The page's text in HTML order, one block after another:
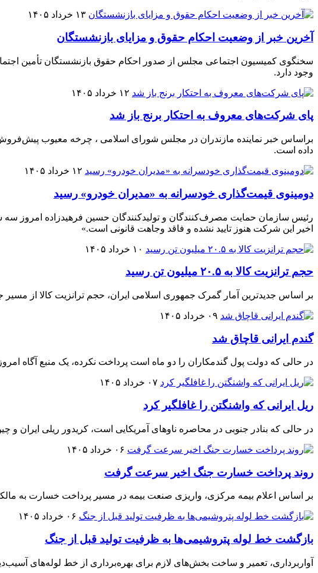
۱۳ خرداد ۱۴۰۵
آخرین خبر از وضعیت احکام حقوق و مزایای بازنشستگان
وجود دارد.
۱۲ خرداد ۱۴۰۵
پای شرکت‌های معروف به احتکار برنج باز شد
براساس خبر نماینده مازندران در مجلس شورای اسلامی ، چرخه معیوب پیش‌فروش
داده است.
۱۲ خرداد ۱۴۰۵
دومینوی قیمت‌گذاری خودسرانه به «مدیران خودرو» رسید
رئیس سازمان حمایت مصرف‌کنندگان و تولیدکنندگان حسین فرهیدزاده امروز
اخیر این شرکت هنوز تایید نشده و فاقد وجاهت قانونی است.»
۱۰ خرداد ۱۴۰۵
حجم ترانزیت کالا به ۲۰.۵ میلیون تن رسید
بر اساس جدیدترین آمار گمرک جمهوری اسلامی ایران، حجم ترانزیت کالا از مسیر جمهوری اسلامی در
۰۹ خرداد ۱۴۰۵
گندم ایرانی قاچاق شد
در حالی که دولت پول گندمکاران را دو ماه است پرداخت نکرده، یک منبع آگاه
۰۷ خرداد ۱۴۰۵
ریل ایرانی که واشنگتن را غافلگیر کرد
در حالی که بنادر جنوبی در محاصره ناوهای آمریکایی است، کریدور ریلی ایران و چین با ظرفیت سالانه یک میلیون تن بار و
۰۶ خرداد ۱۴۰۵
روند پرداخت خسارت جنگ اخیر سرعت گرفت
بر اساس اعلام بیمه مرکزی، واریزی صنعت بیمه در مسیر پرداخت خسارت به مالکان خودروهای
۰۶ خرداد ۱۴۰۵
بازگشت خط لوله پتروشیمی‌ها به ظرفیت تولید قبل از جنگ
آواربرداری، تعمیر و ساخت بخش‌های لازم برای بهره‌برداری از خط لوله‌های